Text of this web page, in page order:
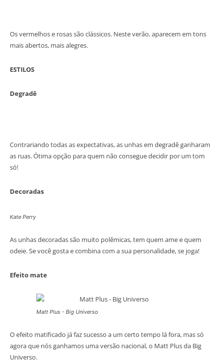
Os vermelhos e rosas são clássicos. Neste verão, aparecem em tons
mais abertos, mais alegres.
ESTILOS
Degradê
Contrariando todas as expectativas, as unhas em degradê ganharam
as ruas. Ótima opção para quem não consegue decidir por um tom
só!
Decoradas
Kate Perry
As unhas decoradas são muito polêmicas, tem quem ame e quem
odeie. Se você gosta e combina com a sua personalidade, se joga!
Efeito mate
Matt Plus - Big Universo
O efeito matificado já faz sucesso a um certo tempo lá fora, mas só
agora que nós ganhamos uma versão nacional, o Matt Plus da Big
Universo.